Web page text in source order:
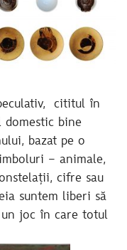
cititul în
domestic bine
bazat pe o
– animale,
cifre sau
suntem liberi să
un joc în care totul